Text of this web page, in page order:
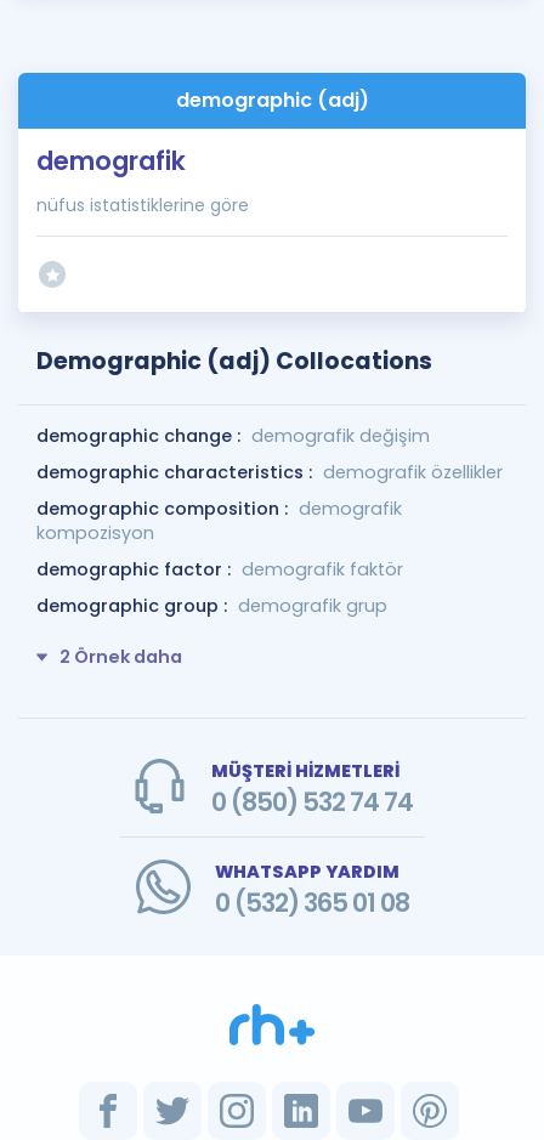
demographic (adj)
demografik
nüfus istatistiklerine göre
Demographic (adj) Collocations
demographic change : demografik değişim
demographic characteristics : demografik özellikler
demographic composition : demografik
kompozisyon
demographic factor : demografik faktör
demographic group : demografik grup
2 Örnek daha
MÜŞTERİ HİZMETLERİ
0 (850) 532 74 74
WHATSAPP YARDIM
0 (532) 365 01 08